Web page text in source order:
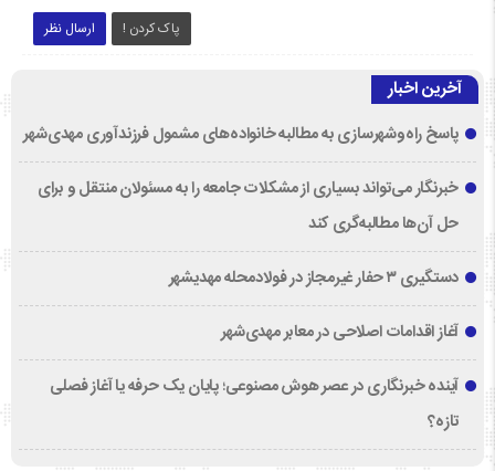
ارسال نظر پاک کردن !
آخرین اخبار
پاسخ راه‌وشهرسازی به مطالبه خانواده‌های مشمول فرزندآوری مهدی‌شهر
خبرنگار می‌تواند بسیاری از مشکلات جامعه را به مسئولان منتقل و برای
حل آن‌ها مطالبه‌گری کند
دستگیری ۳ حفار غیرمجاز در فولادمحله مهدیشهر
آغاز اقدامات اصلاحی در معابر مهدی‌شهر
آینده خبرنگاری در عصر هوش مصنوعی؛ پایان یک حرفه یا آغاز فصلی
تازه؟